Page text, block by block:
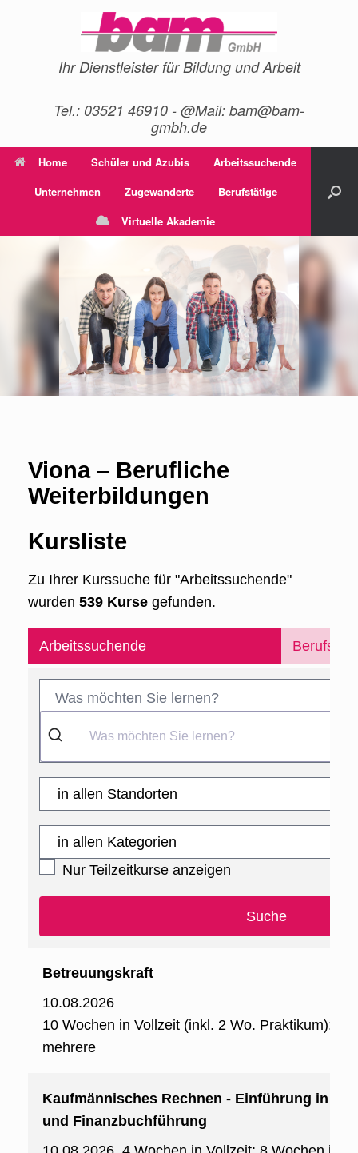
Ihr Dienstleister für Bildung und Arbeit
Tel.: 03521 46910 - @Mail: bam@bam-
gmbh.de
Home Schüler und Azubis
Arbeitssuchende
Unternehmen
Zugewanderte
Berufstätige
Virtuelle Akademie